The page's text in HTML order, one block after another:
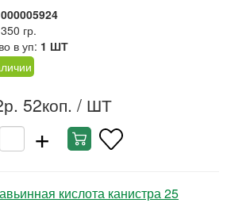
000005924
гр.
в уп: 1 ШТ
52коп. / ШТ
+
кислота канистра 25